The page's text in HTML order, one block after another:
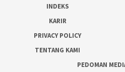
INDEKS
KARIR
PRIVACY POLICY
TENTANG KAMI
PEDOMAN